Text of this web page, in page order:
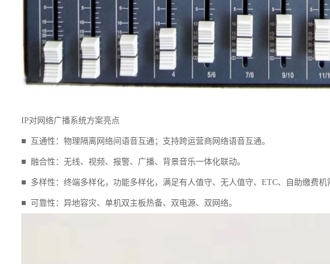
IP对网络广播系统方案亮点
■ 互通性：物理隔离网络间语音互通；支持跨运营商网络语音互通。
■ 融合性：无线、视频、报警、广播、背景音乐一体化联动。
■ 多样性：终端多样化，功能多样化，满足有人值守、无人值守、ETC、自助缴费机
■ 可靠性：异地容灾、单机双主板热备、双电源、双网络。